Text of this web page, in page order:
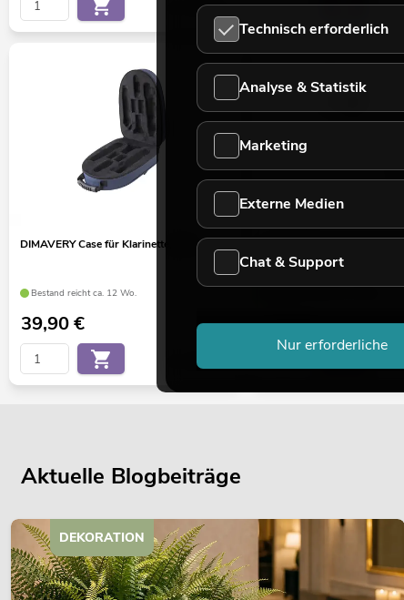
No. 26502375
DIMAVERY Case für Klarinette, blau
Bestand reicht ca. 12 Wo.
39,90€
No. 26600250
7,50€
Aktuelle Blogbeiträge
DEKORATION
Technisch erforderlich
Analyse & Statistik
Marketing
Externe Medien
Chat & Support
Nur erforderliche